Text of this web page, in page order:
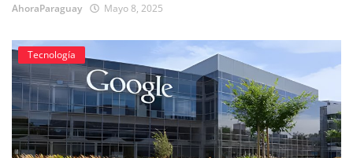
AhoraParaguay Mayo 8, 2025
Tecnología